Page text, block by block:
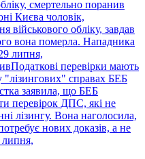
смертельно поранив
Києва чоловік,
обліку, завдав
вона померла. Нападника
липня,
перевірки мають
"лізингових" справах БЕБ
заявила, що БЕБ
перевірок ДПС, які не
лізингу. Вона наголосила,
нових доказів, а не
липня,